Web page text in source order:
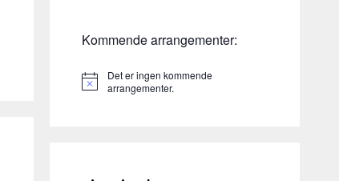
Kommende arrangementer:
M
Det er ingen kommende
arrangementer.